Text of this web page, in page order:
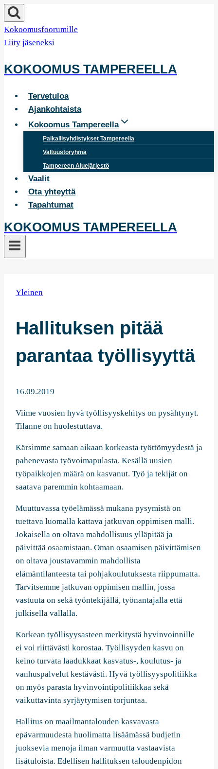
Siirry
sisältöön
Kokoomusfoorumille
Liity jäseneksi
KOKOOMUS TAMPEREELLA
Tervetuloa
Ajankohtaista
Kokoomus Tampereella
Paikallisyhdistykset Tampereella
Valtuustoryhmä
Tampereen Aluejärjestö
Vaalit
Ota yhteyttä
Tapahtumat
KOKOOMUS TAMPEREELLA
Yleinen
Hallituksen pitää
parantaa työllisyyttä
16.09.2019
Viime vuosien hyvä työllisyyskehitys on pysähtynyt.
Tilanne on huolestuttava.
Kärsimme samaan aikaan korkeasta työttömyydestä ja
pahenevasta työvoimapulasta. Kesällä uusien
työpaikkojen määrä on kasvanut. Työ ja tekijät on
saatava paremmin kohtaamaan.
Muuttuvassa työelämässä mukana pysymistä on
tuettava luomalla kattava jatkuvan oppimisen malli.
Jokaisella on oltava mahdollisuus ylläpitää ja
päivittää osaamistaan. Oman osaamisen päivittämisen
on oltava joustavammin mahdollista
elämäntilanteesta tai pohjakoulutuksesta riippumatta.
Tarvitsemme jatkuvan oppimisen mallin, jossa
vastuuta on sekä työntekijällä, työnantajalla että
julkisella vallalla.
Korkean työllisyysasteen merkitystä hyvinvoinnille
ei voi riittävästi korostaa. Työllisyyden kasvu on
keino turvata laadukkaat kasvatus-, koulutus- ja
vanhuspalvelut kestävästi. Hyvä työllisyyspolitiikka
on myös parasta hyvinvointipolitiikkaa sekä
vaikuttavinta syrjäytymisen torjuntaa.
Hallitus on maailmantalouden kasvavasta
epävarmuudesta huolimatta lisäämässä budjetin
juoksevia menoja ilman varmuutta vastaavista
lisätuloista. Edellisen hallituksen taloudenpidon